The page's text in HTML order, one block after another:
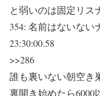
と弱いのは固定リス
354: 名前はないない
23:30:00.58
>>286
誰も裏いない朝空き
裏開き始めたら6000